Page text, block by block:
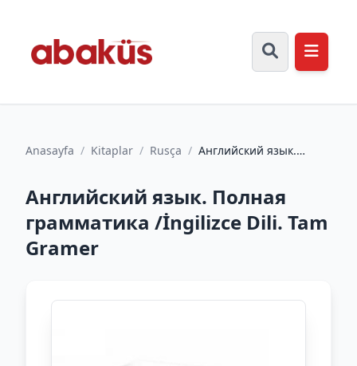
Anasayfa / Kitaplar / Rusça / Английский язык.
Gramer
Английский язык. Полная
грамматика /İngilizce Dili. Tam
Gramer